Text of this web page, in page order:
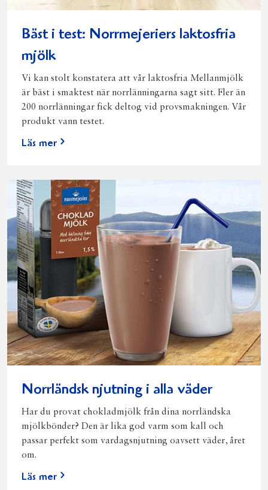
Bäst i test: Norrmejeriers laktosfria
mjölk
Vi kan stolt konstatera att vår laktosfria Mellanmjölk
är bäst i smaktest när norrlänningarna sagt sitt. Fler än
200 norrlänningar fick deltog vid provsmakningen. Vår
produkt vann testet.
Läs mer
Norrländsk njutning i alla väder
Har du provat chokladmjölk från dina norrländska
mjölkbönder? Den är lika god varm som kall och
passar perfekt som vardagsnjutning oavsett väder, året
om.
Läs mer